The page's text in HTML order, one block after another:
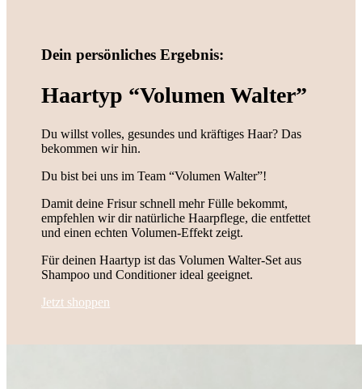
Dein persönliches Ergebnis:
Haartyp “Volumen Walter”
Du willst volles, gesundes und kräftiges Haar? Das
bekommen wir hin.
Du bist bei uns im Team “Volumen Walter”!
Damit deine Frisur schnell mehr Fülle bekommt,
empfehlen wir dir natürliche Haarpflege, die entfettet
und einen echten Volumen-Effekt zeigt.
Für deinen Haartyp ist das Volumen Walter-Set aus
Shampoo und Conditioner ideal geeignet.
Jetzt shoppen